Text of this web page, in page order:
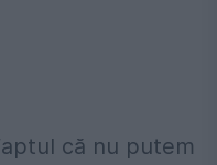
că nu putem